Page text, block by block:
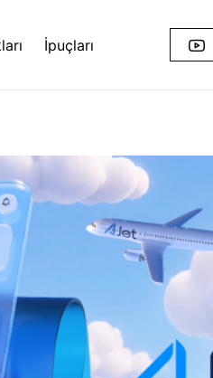
İpuçları